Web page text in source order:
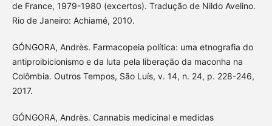
de France, 1979-1980 (excertos). Tradução de Nildo Avelino.
Rio de Janeiro: Achiamé, 2010.
GÓNGORA, Andrès. Farmacopeia política: uma etnografia do
antiproibicionismo e da luta pela liberação da maconha na
Colômbia. Outros Tempos, São Luís, v. 14, n. 24, p. 228-246,
2017.
GÓNGORA, Andrès. Cannabis medicinal e medidas